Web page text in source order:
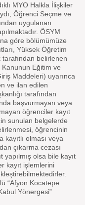
MYO Halkla İlişkiler
Öğrenci Seçme ve
uygulanan
ÖSYM
göre bölümümüze
Yüksek Öğretim
belirlenen
Kanunun Eğitim ve
Maddeleri) uyarınca
ve ilan edilen
tarafından
başvurmayan veya
öğrenciler kayıt
sunulan belgelerde
öğrencinin
olması veya
çıkarma cezası
yapılmış olsa bile kayıt
kayıt işlemlerini
“Afyon Kocatepe
Yönergesi”